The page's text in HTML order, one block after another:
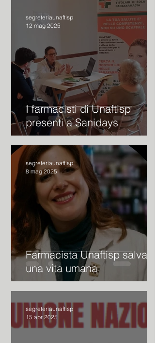
I farmacisti di Unaftisp
presenti a Sanidays
segreteriaunaftisp
12 mag 2025
Farmacista Unaftisp salva
una vita umana
segreteriaunaftisp
8 mag 2025
segreteriaunaftisp
15 apr 2025